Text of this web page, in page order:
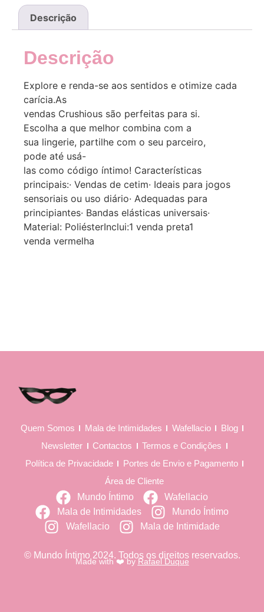
Descrição
Descrição
Explore e renda-se aos sentidos e otimize cada
carícia.As
vendas Crushious são perfeitas para si.
Escolha a que melhor combina com a
sua lingerie, partilhe com o seu parceiro,
pode até usá-
las como código íntimo! Características
principais:· Vendas de cetim· Ideais para jogos
sensoriais ou uso diário· Adequadas para
principiantes· Bandas elásticas universais·
Material: PoliésterInclui:1 venda preta1
venda vermelha
Quem Somos Mala de Intimidades Wafellacio
Blog
Newsletter
Contactos
Termos e Condições
Política de Privacidade
Portes de Envio e Pagamento
Área de Cliente
Mundo Íntimo
Wafellacio
Mala de Intimidades
Mundo Íntimo
Wafellacio
Mala de Intimidade
© Mundo Íntimo 2024. Todos os direitos reservados.
Made with ❤️ byRafael Duque